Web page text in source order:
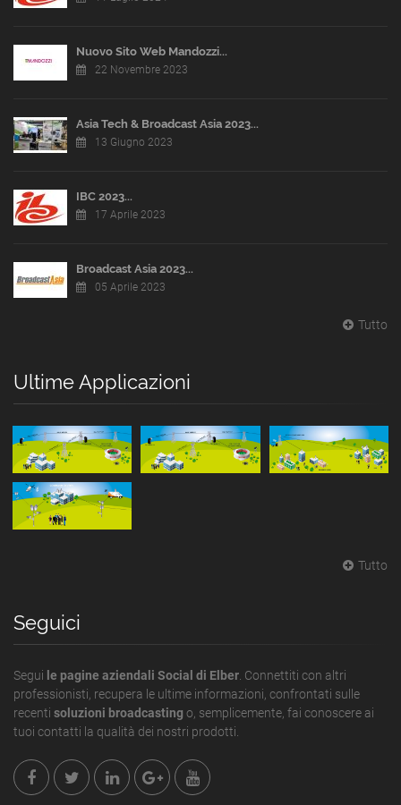
Nuovo Sito Web Mandozzi...
22 Novembre 2023
Asia Tech & Broadcast Asia 2023...
13 Giugno 2023
IBC 2023...
17 Aprile 2023
Broadcast Asia 2023...
05 Aprile 2023
Tutto
Ultime Applicazioni
Tutto
Seguici
Segui le pagine aziendali Social di Elber . Connettiti con altri
professionisti, recupera le ultime informazioni, confrontati sulle
recenti soluzioni broadcasting o, semplicemente, fai conoscere ai
tuoi contatti la qualità dei nostri prodotti.